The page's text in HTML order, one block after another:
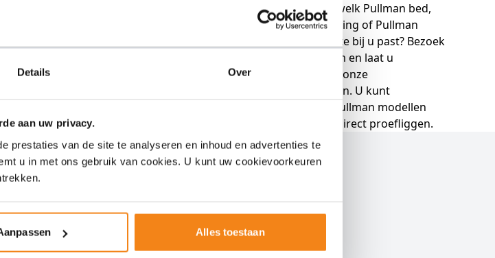
Details Over
aan uw privacy.
prestaties van de site te analyseren en inhoud en advertenties te
u in met ons gebruik van cookies. U kunt uw cookievoorkeuren
Alles toestaan
Wilt u ervaren welk Pullman bed,
Pullman boxspring of Pullman
matras het beste bij u past? Bezoek
onze showroom en laat u
adviseren door onze
slaapspecialisten. U kunt
verschillende Pullman modellen
vergelijken en direct proefliggen.